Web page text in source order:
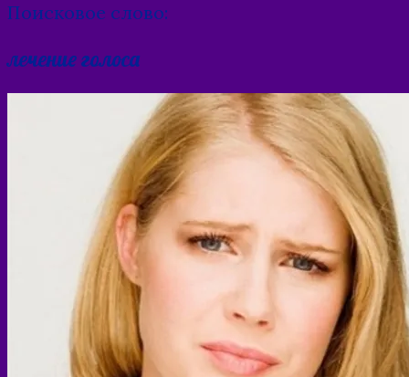
Поисковое слово:
лечение голоса